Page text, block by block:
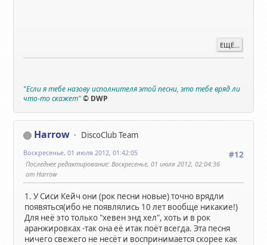
ЕЩЁ...
"Если я тебе назову исполнителя этой песни, это тебе вряд ли
что-то скажет" © DWP
Harrow
DiscoClub Team
#12
Воскресенье, 01 июля 2012, 01:42:05
Последнее редактирование: Воскресенье, 01 июля 2012, 02:04:36
от Harrow
1. У Сиси Кейч они (рок песни новые) точно врядли
появяться(ибо не появлялись 10 лет вообще никакие!)
Для неё это только "хевен энд хел", хоть и в рок
аранжировках -так она её итак поёт всегда. Эта песня
ничего свежего не несёт и воспринимается скорее как